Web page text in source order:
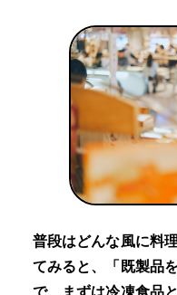
普段はどんな風に料
てみると、「既製品
で、まずは冷凍食品